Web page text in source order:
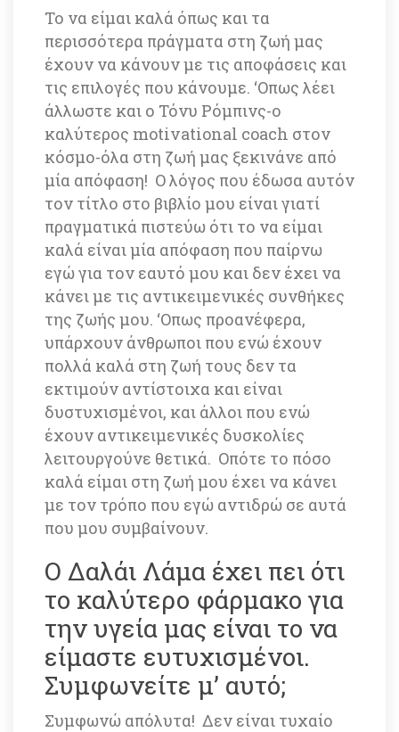
Το να είμαι καλά όπως και τα
περισσότερα πράγματα στη ζωή μας
έχουν να κάνουν με τις αποφάσεις και
τις επιλογές που κάνουμε. ‘Οπως λέει
άλλωστε και ο Τόνυ Ρόμπινς-ο
καλύτερος motivational coach στον
κόσμο-όλα στη ζωή μας ξεκινάνε από
μία απόφαση! Ο λόγος που έδωσα αυτόν
τον τίτλο στο βιβλίο μου είναι γιατί
πραγματικά πιστεύω ότι το να είμαι
καλά είναι μία απόφαση που παίρνω
εγώ για τον εαυτό μου και δεν έχει να
κάνει με τις αντικειμενικές συνθήκες
της ζωής μου. ‘Οπως προανέφερα,
υπάρχουν άνθρωποι που ενώ έχουν
πολλά καλά στη ζωή τους δεν τα
εκτιμούν αντίστοιχα και είναι
δυστυχισμένοι, και άλλοι που ενώ
έχουν αντικειμενικές δυσκολίες
λειτουργούνε θετικά. Οπότε το πόσο
καλά είμαι στη ζωή μου έχει να κάνει
με τον τρόπο που εγώ αντιδρώ σε αυτά
που μου συμβαίνουν.
Ο Δαλάι Λάμα έχει πει ότι
το καλύτερο φάρμακο για
την υγεία μας είναι το να
είμαστε ευτυχισμένοι.
Συμφωνείτε μ’ αυτό;
Συμφωνώ απόλυτα! Δεν είναι τυχαίο